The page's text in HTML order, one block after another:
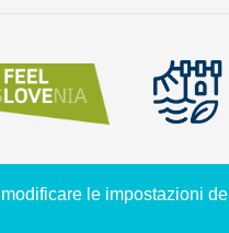
le impostazioni del